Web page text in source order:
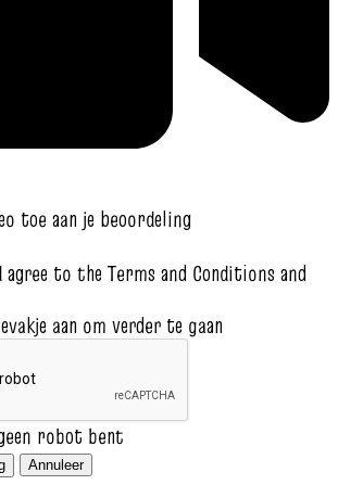
toe aan je beoordeling
agree to the Terms and Conditions and
aan om verder te gaan
robot bent
Annuleer